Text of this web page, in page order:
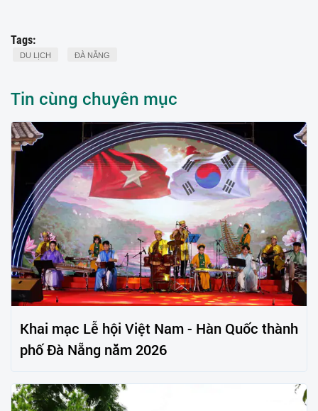
Tags:
DU LỊCH ĐÀ NẴNG
Tin cùng chuyên mục
Khai mạc Lễ hội Việt Nam - Hàn Quốc thành
phố Đà Nẵng năm 2026